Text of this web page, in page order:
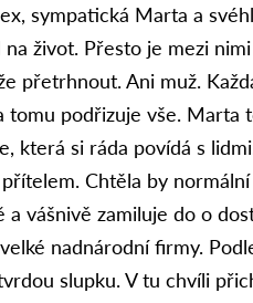
sympatická Marta a
život. Přesto je mezi
přetrhnout. Ani muž.
tomu podřizuje vše. Marta
která si ráda povídá s
Chtěla by normální
a vášnivě zamiluje do o
nadnárodní firmy.
slupku. V tu chvíli